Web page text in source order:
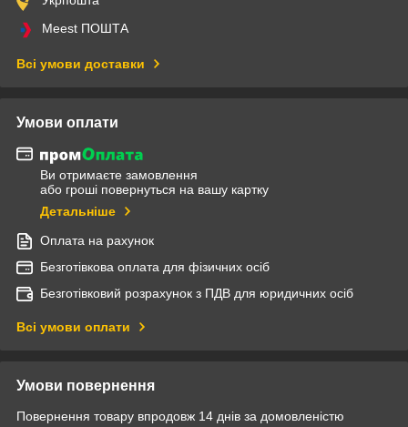
Meest ПОШТА
Всі умови доставки
Умови оплати
Ви отримаєте замовлення
або гроші повернуться на вашу картку
Детальніше
Оплата на рахунок
Безготівкова оплата для фізичних осіб
Безготівковий розрахунок з ПДВ для юридичних осіб
Всі умови оплати
Умови повернення
Повернення товару впродовж 14 днів за домовленістю